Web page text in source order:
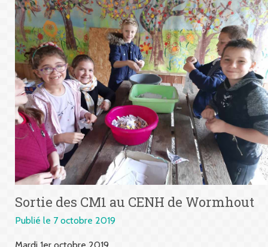
Sortie des CM1 au CENH de Wormhout
Publié le 7 octobre 2019